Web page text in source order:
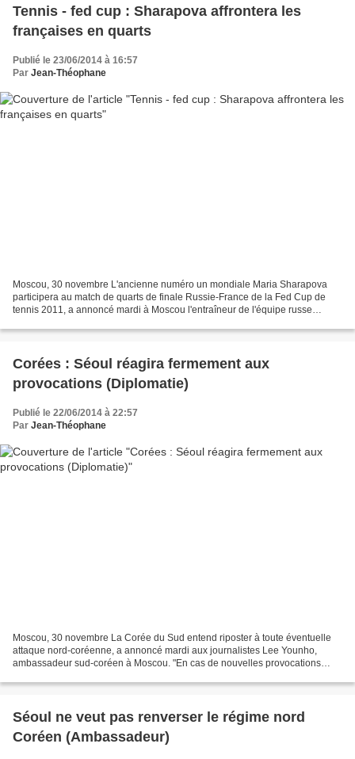
Tennis - fed cup : Sharapova affrontera les
françaises en quarts
Publié le 23/06/2014 à 16:57
Par Jean-Théophane
Moscou, 30 novembre L'ancienne numéro un mondiale Maria Sharapova
participera au match de quarts de finale Russie-France de la Fed Cup de
tennis 2011, a annoncé mardi à Moscou l'entraîneur de l'équipe russe
Corées : Séoul réagira fermement aux
provocations (Diplomatie)
Publié le 22/06/2014 à 22:57
Par Jean-Théophane
Moscou, 30 novembre La Corée du Sud entend riposter à toute éventuelle
attaque nord-coréenne, a annoncé mardi aux journalistes Lee Younho,
ambassadeur sud-coréen à Moscou. "En cas de nouvelles provocations
Séoul ne veut pas renverser le régime nord
Coréen (Ambassadeur)